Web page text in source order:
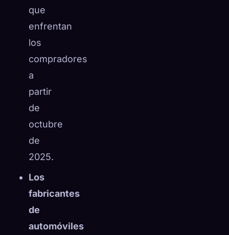
que
enfrentan
los
compradores
a
partir
de
octubre
de
2025.
Los
fabricantes
de
automóviles